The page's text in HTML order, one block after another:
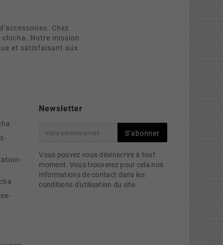
Chez
Notre mission
et satisfaisant aux
Newsletter
S’abonner
Vous pouvez vous désinscrire à tout
moment. Vous trouverez pour cela nos
informations de contact dans les
conditions d'utilisation du site.